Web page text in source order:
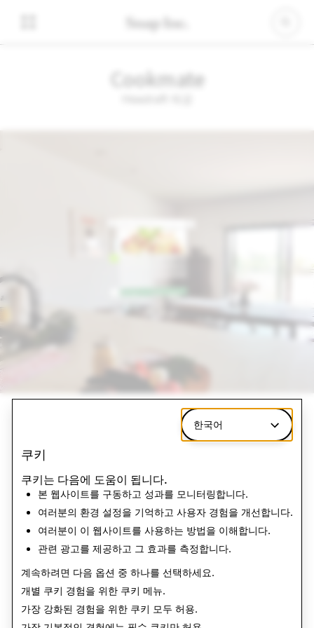
Cookmate
한국어
쿠키
쿠키는 다음에 도움이 됩니다.
본 웹사이트를 구동하고 성과를 모니터링합니다.
여러분의 환경 설정을 기억하고 사용자 경험을 개선합니다.
여러분이 이 웹사이트를 사용하는 방법을 이해합니다.
관련 광고를 제공하고 그 효과를 측정합니다.
계속하려면 다음 옵션 중 하나를 선택하세요.
개별 쿠키 경험을 위한 쿠키 메뉴.
가장 강화된 경험을 위한 쿠키 모두 허용.